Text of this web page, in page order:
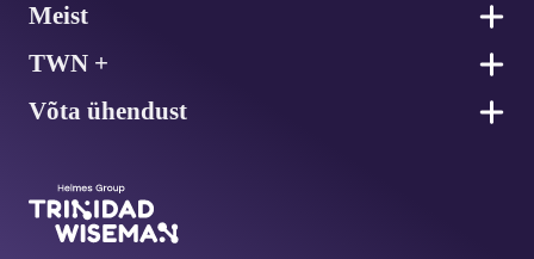
Meist
TWN +
Võta ühendust